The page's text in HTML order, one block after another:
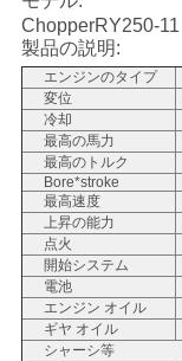
な
さ
い
引
用
を
要
ChopperRY250-11
製品の説明:
エンジンのタイプ
変位
冷却
最高の馬力
最高のトルク
Bore*stroke
最高速度
上昇の能力
点火
開始システム
電池
エンジン オイル
ギヤ オイル
シャーシ等